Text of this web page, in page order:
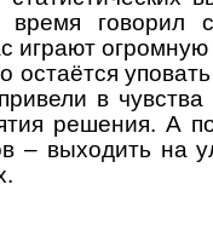
время говорил
огромную
остаётся
в
решения. А
– выходить на